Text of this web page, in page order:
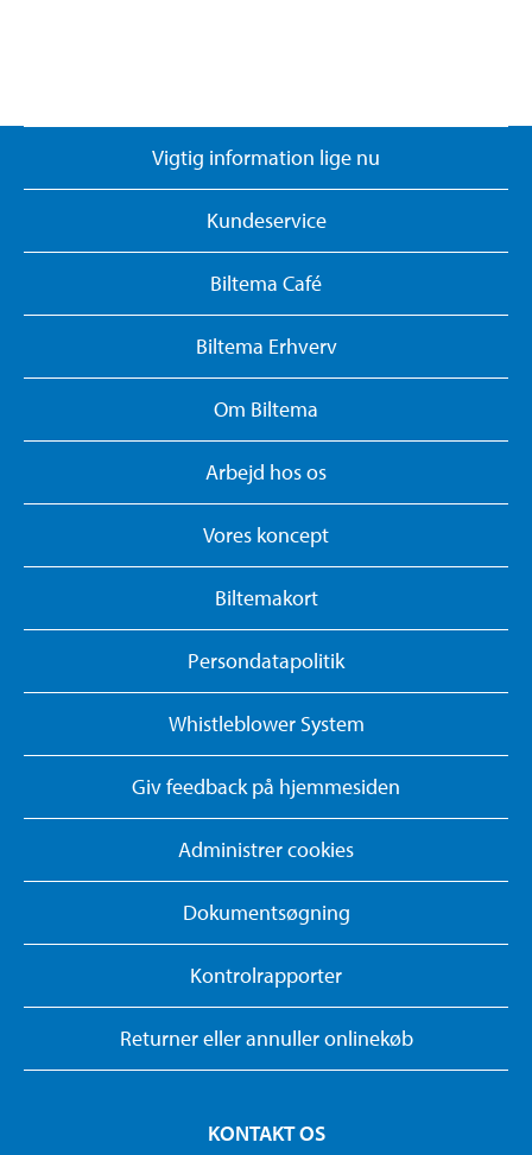
Vigtig information lige nu
Kundeservice
Biltema Café
Biltema Erhverv
Om Biltema
Arbejd hos os
Vores koncept
Biltemakort
Persondatapolitik
Whistleblower System
Giv feedback på hjemmesiden
Administrer cookies
Dokumentsøgning
Kontrolrapporter
Returner eller annuller onlinekøb
KONTAKT OS